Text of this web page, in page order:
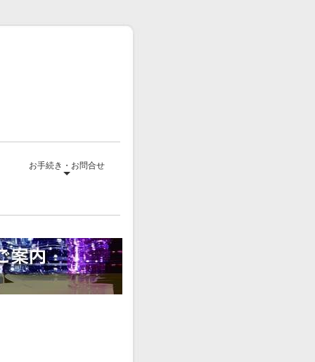
お手続き・お問合せ